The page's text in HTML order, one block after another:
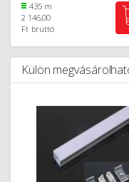
435 m
2 146,00
Ft bruttó
Külön